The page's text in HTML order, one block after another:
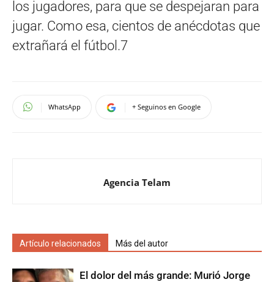
los jugadores, para que se despejaran para
jugar. Como esa, cientos de anécdotas que
extrañará el fútbol.7
WhatsApp + Seguinos en Google
Agencia Telam
Artículo relacionados Más del autor
El dolor del más grande: Murió Jorge